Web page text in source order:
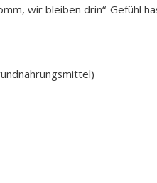
wir bleiben drin“-Gefühl